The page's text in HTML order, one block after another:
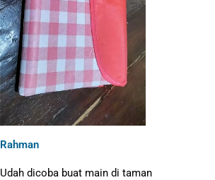
Rahman
Udah dicoba buat main di taman